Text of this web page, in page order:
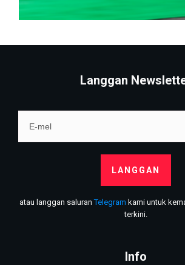
Langgan
LANGGAN
atau langgan saluranTelegram kami untuk
terkini.
Info